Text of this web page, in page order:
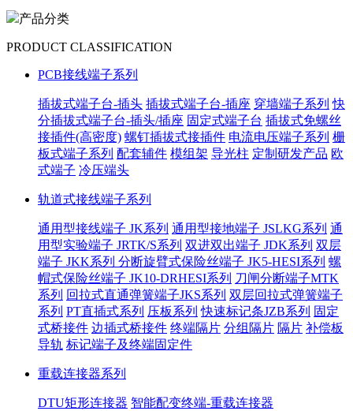
产品分类
PRODUCT CLASSIFICATION
PCB接线端子系列
插拔式端子台-插头 插拔式端子台-插座 穿墙端子系列 快
分插拔式端子台-插头/插座 固定式端子台 插拔式免螺丝
接插件(高密度) 螺钉插拔式接插件 电流电压端子系列 栅
板式端子系列 配套辅件 模组架 导光柱 定制研发产品 欧
式端子 冷压端头
轨道式接线端子系列
通用型接线端子 JK系列 通用型接地端子 JSLKG系列 通
用型实验端子 JRTK/S系列 双进双出端子 JDK系列 双层
端子 JKK系列 分断旋臂式保险丝端子 JK5-HESI系列 螺
帽式保险丝端子 JK10-DRHESI系列 刀闸分断端子MTK
系列 回拉式直通弹簧端子JKS系列 双层回拉式弹簧端子
系列 PT直插式系列 压板系列 快速标记条JZB系列 固定
式桥接件 边插式桥接件 终端隔片 分组隔片 隔片 补偿板
导轨 标记端子及终端固定件
重载连接器系列
DTU矩形连接器 智能配变终端-重载连接器